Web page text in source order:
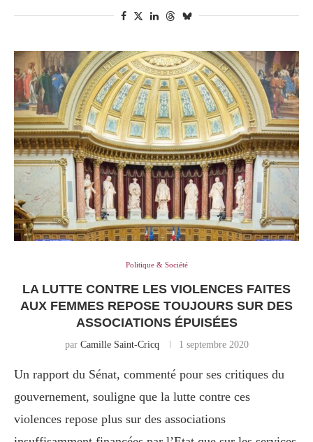
Politique & Société
LA LUTTE CONTRE LES VIOLENCES FAITES
AUX FEMMES REPOSE TOUJOURS SUR DES
ASSOCIATIONS ÉPUISÉES
par Camille Saint-Cricq 1 septembre 2020
Un rapport du Sénat, commenté pour ses critiques du
gouvernement, souligne que la lutte contre ces
violences repose plus sur des associations